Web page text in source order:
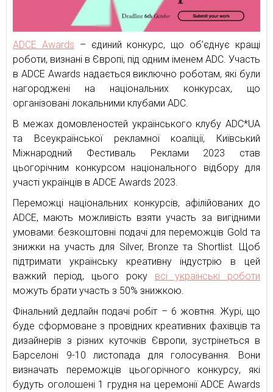
ADCE Awards – єдиний конкурс, що об’єднує кращі
роботи, визнані в Європі, під одним іменем ADC. Участь
в ADCE Awards надається виключно роботам, які були
нагороджені на національних конкурсах, що
організовані локальними клубами ADC.
В межах домовленостей українського клубу ADC*UA
та Всеукраїнської рекламної коаліції, Київський
Міжнародний Фестиваль Реклами 2023 став
цьогорічним конкурсом національного відбору для
участі українців в ADCE Awards 2023.
Переможці національних конкурсів, афілійованих до
ADCE, мають можливість взяти участь за вигідними
умовами: безкоштовні подачі для переможців Gold та
знижки на участь для Silver, Bronze та Shortlist. Щоб
підтримати українську креативну індустрію в цей
важкий період, цього року всі українські роботи
можуть брати участь з 50% знижкою.
Фінальний дедлайн подачі робіт – 6 жовтня. Журі, що
буде сформоване з провідних креативних фахівців та
дизайнерів з різних куточків Європи, зустрінеться в
Барселоні 9-10 листопада для голосування. Вони
визначать переможців цьогорічного конкурсу, які
будуть оголошені 1 грудня на церемонії ADCE Awards